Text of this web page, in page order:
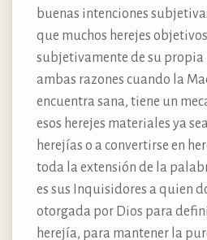
buenas intenciones
que muchos herejes
subjetivamente de su propia
ambas razones cuando la
encuentra sana, tiene un
esos herejes materiales ya
herejías o a convertirse en
toda la extensión de la
es sus Inquisidores a quien
otorgada por Dios para
herejía, para mantener la